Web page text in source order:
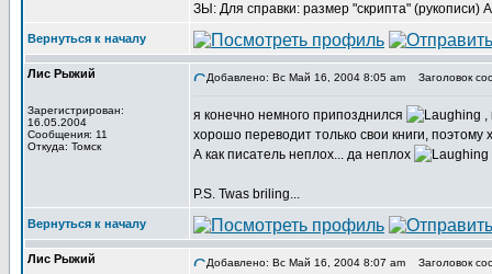
ЗЫ: Для справки: размер "скрипта" (рукописи)
Вернуться к началу
Лис Рыжий
Зарегистрирован:
16.05.2004
Сообщения: 11
Откуда: Томск
Добавлено: Вс Май 16, 2004 8:05 am Заголовок
я конечно немного припозднился
,
хорошо переводит только свои книги,
А как писатель неплох... да неплох
P.S. Twas briling...
Вернуться к началу
Лис Рыжий Добавлено: Вс Май 16, 2004 8:07 am Заголовок